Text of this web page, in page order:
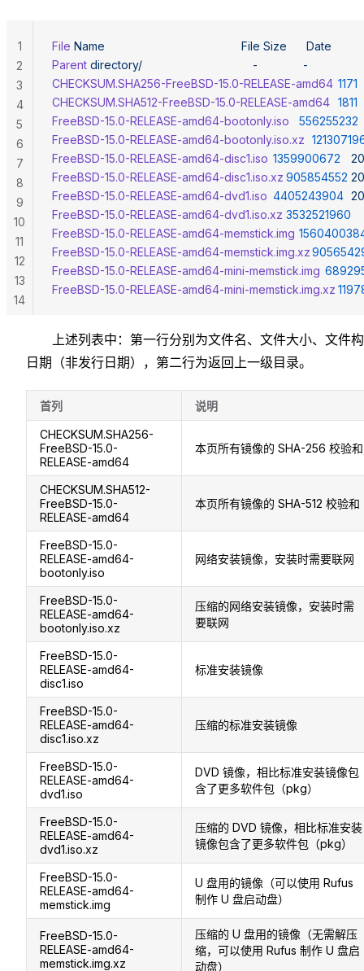
File Name
                                          File
Size
      Date
Parent directory/
                                  -
              -
CHECKSUM.SHA256-FreeBSD-15.0-RELEASE-amd64
	1171
CHECKSUM.SHA512-FreeBSD-15.0-RELEASE-amd64
	1811
FreeBSD-15.0-RELEASE-amd64-bootonly.iso
	556255232
FreeBSD-15.0-RELEASE-amd64-bootonly.iso.xz
FreeBSD-15.0-RELEASE-amd64-disc1.iso
	1359900672
FreeBSD-15.0-RELEASE-amd64-disc1.iso.xz
	905854552
FreeBSD-15.0-RELEASE-amd64-dvd1.iso
	4405243904
FreeBSD-15.0-RELEASE-amd64-dvd1.iso.xz
	3532521960
FreeBSD-15.0-RELEASE-amd64-memstick.img
FreeBSD-15.0-RELEASE-amd64-memstick.img.xz
FreeBSD-15.0-RELEASE-amd64-mini-memstick.img
FreeBSD-15.0-RELEASE-amd64-mini-memstick.img.xz
1
2
3
4
5
6
7
8
9
10
11
12
13
14
上述列表中：第一行分别为文件名、文件大小、文件
日期（非发行日期），第二行为返回上一级目录。
首列 说明
CHECKSUM.SHA256-
FreeBSD-15.0-
RELEASE-amd64
本页所有镜像的 SHA-256 校验和
CHECKSUM.SHA512-
FreeBSD-15.0-
RELEASE-amd64
本页所有镜像的 SHA-512 校验和
FreeBSD-15.0-
RELEASE-amd64-
bootonly.iso
网络安装镜像，安装时需要联网
FreeBSD-15.0-
RELEASE-amd64-
bootonly.iso.xz
压缩的网络安装镜像，安装时需
要联网
FreeBSD-15.0-
RELEASE-amd64-
disc1.iso
标准安装镜像
FreeBSD-15.0-
RELEASE-amd64-
disc1.iso.xz
压缩的标准安装镜像
FreeBSD-15.0-
RELEASE-amd64-
dvd1.iso
DVD 镜像，相比标准安装镜像包
含了更多软件包（pkg）
FreeBSD-15.0-
RELEASE-amd64-
dvd1.iso.xz
压缩的 DVD 镜像，相比标准安装
镜像包含了更多软件包（pkg）
FreeBSD-15.0-
RELEASE-amd64-
memstick.img
U 盘用的镜像（可以使用 Rufus
制作 U 盘启动盘）
FreeBSD-15.0-
RELEASE-amd64-
memstick.img.xz
压缩的 U 盘用的镜像（无需解压
缩，可以使用 Rufus 制作 U 盘启
动盘）